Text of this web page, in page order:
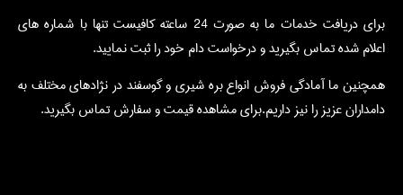
برای دریافت خدمات ما به صورت 24 ساعته کافیست تنها با شماره های
اعلام شده تماس بگیرید و درخواست دام خود را ثبت نمایید.
همچنین ما آمادگی فروش انواع بره شیری و گوسفند در نژادهای مختلف به
دامداران عزیز را نیز داریم.برای مشاهده قیمت و سفارش تماس بگیرید.